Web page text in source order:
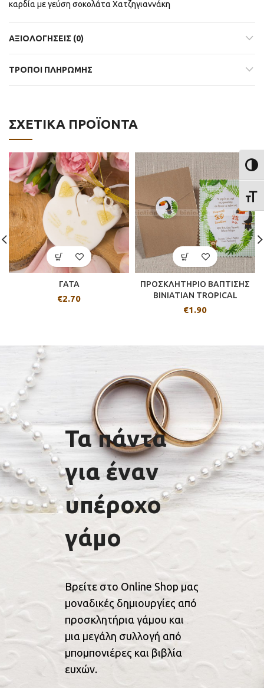
καρδία με γεύση σοκολάτα Χατζηγιαννάκη
ΑΞΙΟΛΟΓΉΣΕΙΣ (0)
ΤΡΟΠΟΙ ΠΛΗΡΩΜΗΣ
ΣΧΕΤΙΚΆ ΠΡΟΪΌΝΤΑ
ΓΑΤΑ
€2.70
ΠΡΟΣΚΛΗΤΗΡΙΟ ΒΑΠΤΙΣΗΣ
BINIATIAN TROPICAL
€1.90
Τα πάντα
για έναν
υπέροχο
γάμο
Βρείτε στο Online Shop μας
μοναδικές δημιουργίες από
προσκλητήρια γάμου και
μια μεγάλη συλλογή από
μπομπονιέρες και βιβλία
ευχών.